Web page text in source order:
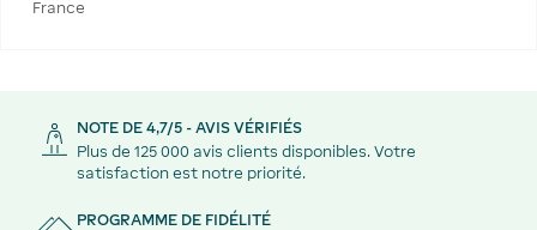
France
NOTE DE 4,7/5 - AVIS VÉRIFIÉS
Plus de 125 000 avis clients disponibles. Votre
satisfaction est notre priorité.
PROGRAMME DE FIDÉLITÉ